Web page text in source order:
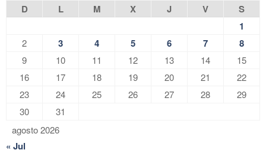
agosto 2026
D L M X J V
S
1
2 3 4 5 6 7 8
9 10 11 12 13 14
15
16
17 18 19 20 21
22
23
24 25 26 27 28
29
30
31
« Jul